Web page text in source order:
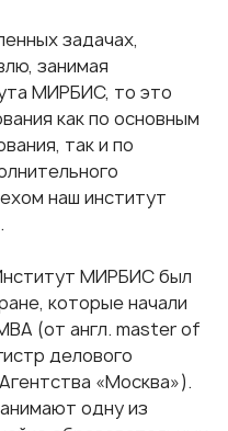
задачах,
занимая
МИРБИС, то это
как по основным
так и по
наш институт
МИРБИС был
которые начали
(от англ. master of
делового
«Москва»).
одну из